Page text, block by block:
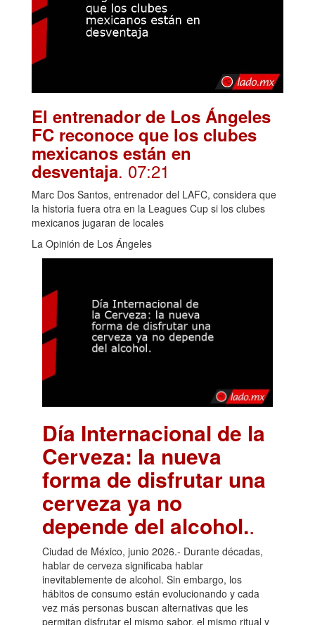
El entrenador de Los Ángeles
FC reconoce que los clubes
mexicanos están en
desventaja. 07:21
Marc Dos Santos, entrenador del LAFC, considera que
la historia fuera otra en la Leagues Cup si los clubes
mexicanos jugaran de locales
La Opinión de Los Ángeles
Día Internacional de la
Cerveza: la nueva
forma de disfrutar una
cerveza ya no
depende del alcohol..
Ciudad de México, junio 2026.- Durante décadas,
hablar de cerveza significaba hablar
inevitablemente de alcohol. Sin embargo, los
hábitos de consumo están evolucionando y cada
vez más personas buscan alternativas que les
permitan disfrutar el mismo sabor, el mismo ritual y